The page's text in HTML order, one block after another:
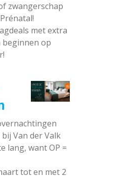
zwangerschap
met extra
beginnen op
Van der Valk
lang, want OP =
tot en met 2